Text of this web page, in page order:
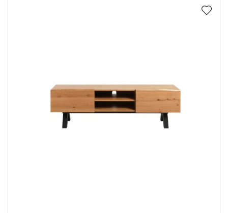
Stalviršio dydis
Stalviršio forma